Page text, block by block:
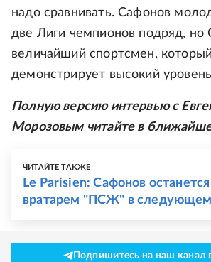
надо сравнивать. Сафонов
две Лиги чемпионов подряд, но
величайший спортсмен,
демонстрирует высокий
Полную версию интервью с
Морозовым читайте в
ЧИТАЙТЕ ТАКЖЕ
Le Parisien: Сафонов
вратарем "ПСЖ" в следующем
Подпишитесь на наш канал в